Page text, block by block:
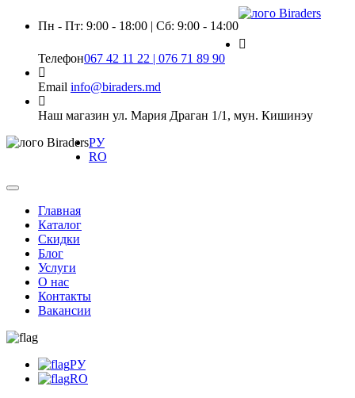
Пн - Пт: 9:00 - 18:00 | Сб: 9:00 - 14:00
Телефон067 42 11 22 | 076 71 89 90
Email info@biraders.md
Наш магазин ул. Мария Драган 1/1, мун. Кишинэу
РУ
RO
Главная
Каталог
Скидки
Блог
Услуги
О нас
Контакты
Вакансии
РУ
RO